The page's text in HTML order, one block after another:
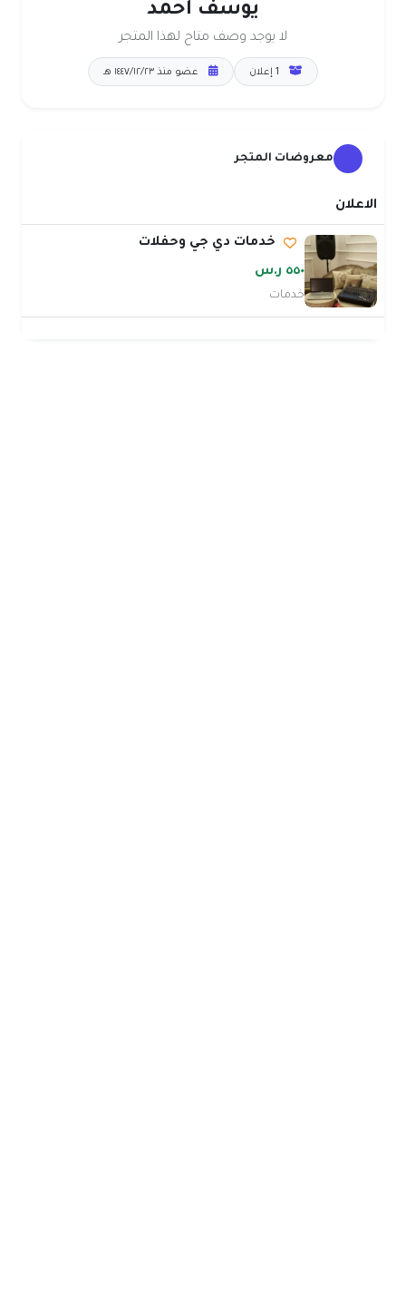
يوسف أحمد
لا يوجد وصف متاح لهذا المتجر
عضو منذ ٢٣‏/١٢‏/١٤٤٧ هـ
معروضات المتجر
الاعلان
خدمات دي جي وحفلات
٥٥٠ ر.س
خدمات